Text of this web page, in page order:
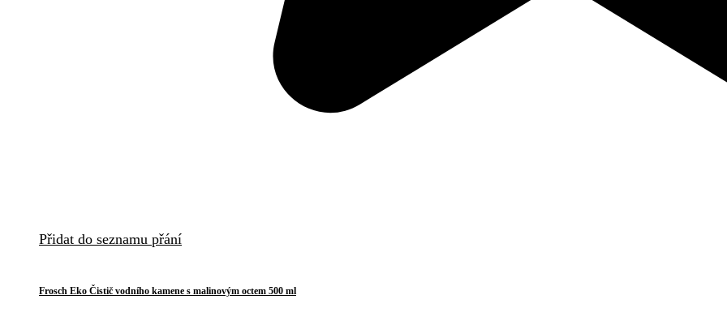
Přidat do seznamu přání
Frosch Eko Čistič vodního kamene s malinovým octem 500 ml